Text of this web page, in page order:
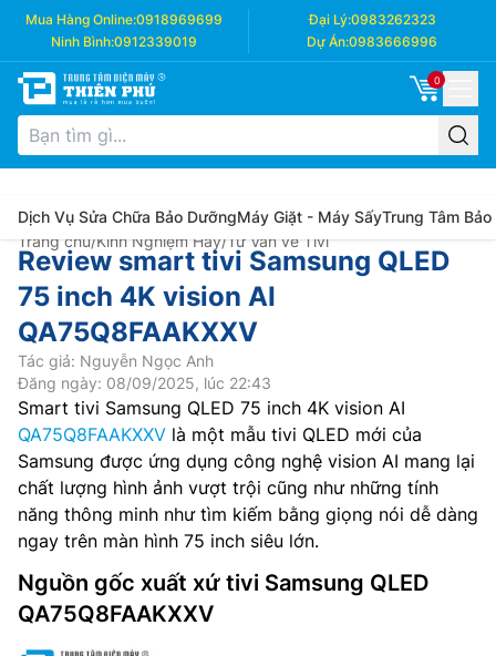
Mua Hàng Online:0918969699 Đại Lý:0983262323
Ninh Bình:0912339019 Dự Án:0983666996
0
Dịch Vụ Sửa Chữa Bảo DưỡngMáy Giặt - Máy SấyTrung Tâm Bảo
Trang chủ/Kinh Nghiệm Hay/Tư Vấn về Tivi
Review smart tivi Samsung QLED
75 inch 4K vision AI
QA75Q8FAAKXXV
Tác giả: Nguyễn Ngọc Anh
Đăng ngày: 08/09/2025, lúc 22:43
Smart tivi Samsung QLED 75 inch 4K vision AI
QA75Q8FAAKXXV là một mẫu tivi QLED mới của
Samsung được ứng dụng công nghệ vision AI mang lại
chất lượng hình ảnh vượt trội cũng như những tính
năng thông minh như tìm kiếm bằng giọng nói dễ dàng
ngay trên màn hình 75 inch siêu lớn.
Nguồn gốc xuất xứ tivi Samsung QLED
QA75Q8FAAKXXV